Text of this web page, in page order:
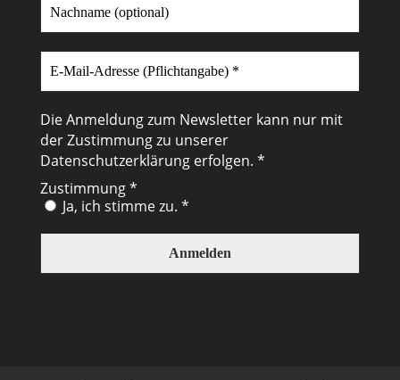
Die Anmeldung zum Newsletter kann nur mit
der Zustimmung zu unserer
Datenschutzerklärungerfolgen. *
Zustimmung*
Ja, ich stimme zu. *